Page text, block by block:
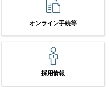
オンライン手続等
採用情報